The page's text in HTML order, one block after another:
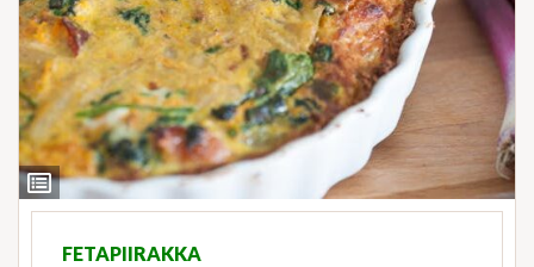
View
Ingredients
FETAPIIRAKKA